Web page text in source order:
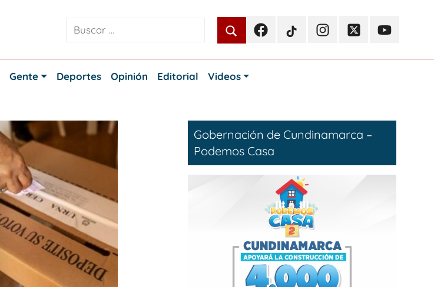
FacebookTikTokInstagramTwitterYoutube
Gente Deportes Opinión Editorial Videos
Gobernación de Cundinamarca –
Podemos Casa